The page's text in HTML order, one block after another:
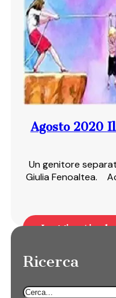
Agosto 2020
Un genitore
Giulia Fenoaltea.
Leggi articolo
Ricerca
Cerca